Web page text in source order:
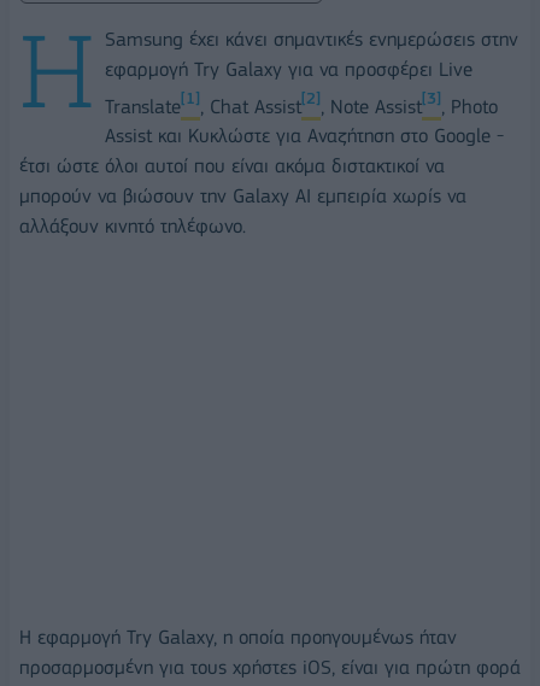
Η
Samsung έχει κάνει σημαντικές ενημερώσεις στην
εφαρμογή Try Galaxy για να προσφέρει Live
Translate[1] , Chat Assist[2] , Note Assist[3]
, Photo
Assist και Κυκλώστε για Αναζήτηση στο Google -
έτσι ώστε όλοι αυτοί που είναι ακόμα διστακτικοί να
μπορούν να βιώσουν την Galaxy AI εμπειρία χωρίς να
αλλάξουν κινητό τηλέφωνο.
Η εφαρμογή Try Galaxy, η οποία προηγουμένως ήταν
προσαρμοσμένη για τους χρήστες iOS, είναι για πρώτη φορά